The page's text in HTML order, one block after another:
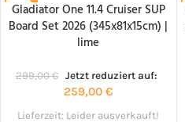
-13%
NACHBESTELLT!
Gladiator One 11.4 Cruiser SUP
Board Set 2026 (345x81x15cm) |
lime
299,00€ Jetzt reduziert auf:
259,00€
Lieferzeit: Leider ausverkauft!